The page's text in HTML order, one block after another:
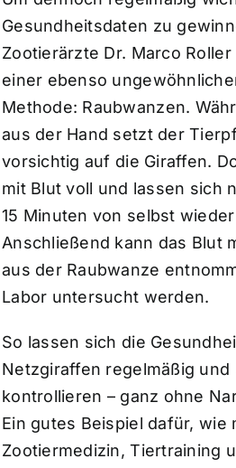
Gesundheitsdaten zu
Zootierärzte Dr. Marco
einer ebenso
Methode: Raubwanzen.
aus der Hand setzt der
vorsichtig auf die Giraffen.
mit Blut voll und lassen sich
15 Minuten von selbst
Anschließend kann das Blut
aus der Raubwanze
Labor untersucht werden.
So lassen sich die
Netzgiraffen regelmäßig
kontrollieren – ganz ohne
Ein gutes Beispiel dafür, wie
Zootiermedizin, Tiertraining